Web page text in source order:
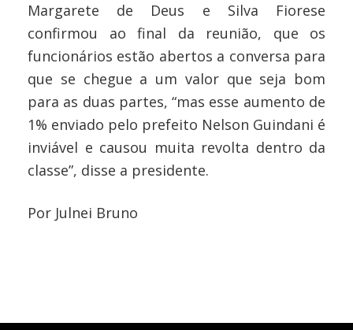
Margarete de Deus e Silva Fiorese
confirmou ao final da reunião, que os
funcionários estão abertos a conversa para
que se chegue a um valor que seja bom
para as duas partes, “mas esse aumento de
1% enviado pelo prefeito Nelson Guindani é
inviável e causou muita revolta dentro da
classe”, disse a presidente.
Por Julnei Bruno